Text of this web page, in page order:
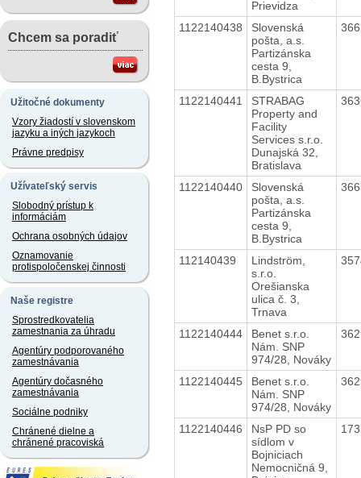
Chcem sa poradiť
Užitočné dokumenty
Vzory žiadostí v slovenskom
jazyku a iných jazykoch
Právne predpisy
Užívateľský servis
Slobodný prístup k
informáciám
Ochrana osobných údajov
Oznamovanie
protispoločenskej činnosti
Naše registre
Sprostredkovatelia
zamestnania za úhradu
Agentúry podporovaného
zamestnávania
Agentúry dočasného
zamestnávania
Sociálne podniky
Chránené dielne a
chránené pracoviská
Prievidza
1122140438
Slovenská
pošta, a.s.
Partizánska
cesta 9,
B.Bystrica
1122140441
STRABAG
Property and
Facility
Services s.r.o.
Dunajská 32,
Bratislava
1122140440
Slovenská
pošta, a.s.
Partizánska
cesta 9,
B.Bystrica
112140439
Lindström,
s.r.o.
Orešianska
ulica č. 3,
Trnava
1122140444
Benet s.r.o.
Nám. SNP
974/28, Nováky
1122140445
Benet s.r.o.
Nám. SNP
974/28, Nováky
1122140446
NsP PD so
sídlom v
Bojniciach
Nemocničná 9,